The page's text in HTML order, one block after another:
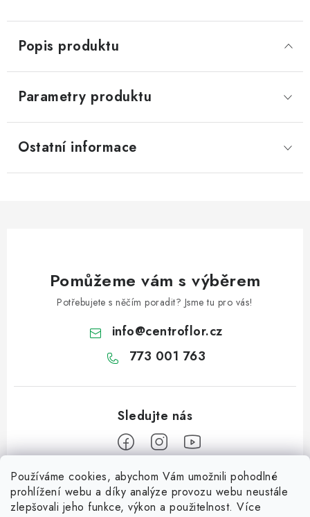
Používáme cookies, abychom Vám umožnili pohodlné
prohlížení webu a díky analýze provozu webu neustále
zlepšovali jeho funkce, výkon a použitelnost. Více
Popis produktu
Parametry produktu
Ostatní informace
Pomůžeme vám s výběrem
Potřebujete s něčím poradit? Jsme tu pro vás!
info@centroflor.cz
773 001 763
Informace pro vás